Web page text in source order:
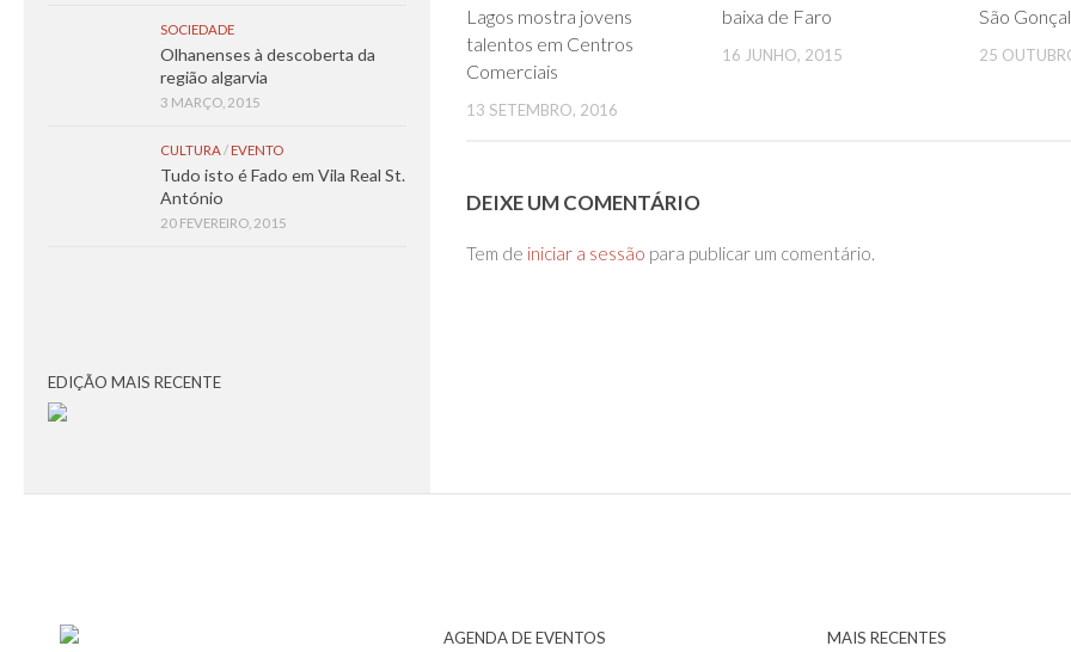
Lagos mostra jovens
talentos em Centros
Comerciais
13 SETEMBRO, 2016
baixa de Faro
16 JUNHO, 2015
São
25
DEIXE UM COMENTÁRIO
Tem de iniciar a sessão para publicar um comentário.
SOCIEDADE
Olhanenses à descoberta da
região algarvia
3 MARÇO, 2015
CULTURA/ EVENTO
Tudo isto é Fado em Vila Real St.
António
20 FEVEREIRO, 2015
EDIÇÃO MAIS RECENTE
AGENDA DE EVENTOS MAIS RECENTES